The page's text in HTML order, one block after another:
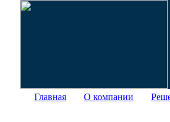
Главная О компании